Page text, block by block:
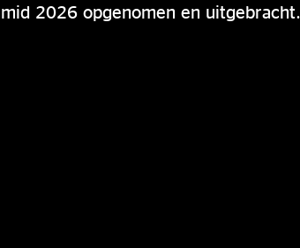
mid 2026 opgenomen en uitgebracht.